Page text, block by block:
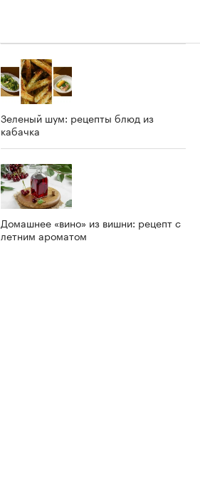
Зеленый шум: рецепты блюд из
кабачка
Домашнее «вино» из вишни: рецепт с
летним ароматом